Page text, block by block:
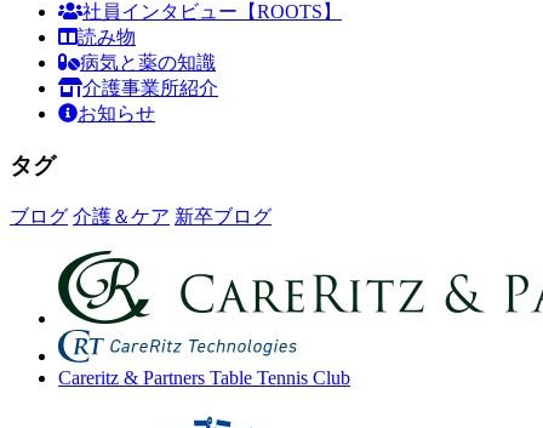
社員インタビュー【ROOTS】
読み物
病気と薬の知識
介護事業所紹介
お知らせ
タグ
ブログ 介護＆ケア 新卒ブログ
Careritz & Partners Table Tennis Club